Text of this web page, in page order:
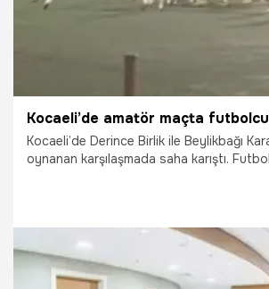
Kocaeli’de Derince Birlik ile Beylikbağı
oynanan karşılaşmada saha karıştı.